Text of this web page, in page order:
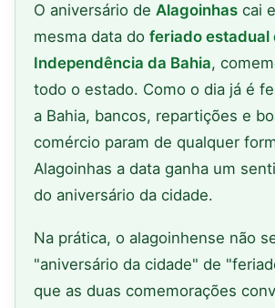
O aniversário de Alagoinhas cai
mesma data do feriado estadual
Independência da Bahia,
todo o estado. Como o dia já é
a Bahia, bancos, repartições e
comércio param de qualquer
Alagoinhas a data ganha um
do aniversário da cidade.
Na prática, o alagoinhense não
"aniversário da cidade" de
que as duas comemorações